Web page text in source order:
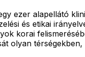
ezer alapellátó
és etikai
korai
olyan